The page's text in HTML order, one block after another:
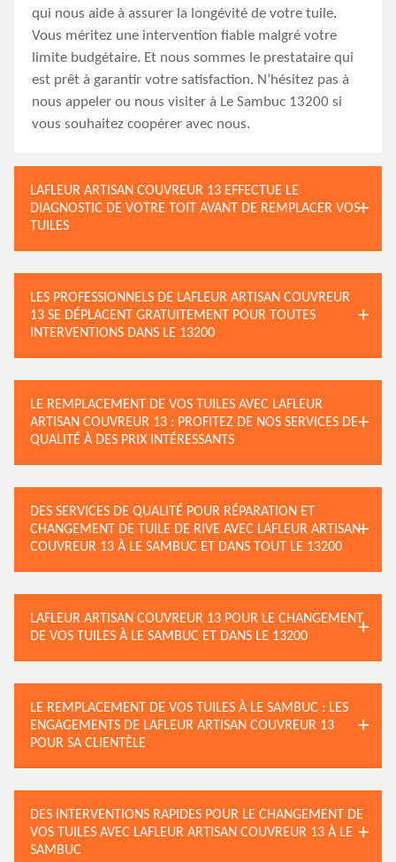
qui nous aide à assurer la longévité de votre tuile.
Vous méritez une intervention fiable malgré votre
limite budgétaire. Et nous sommes le prestataire qui
est prêt à garantir votre satisfaction. N’hésitez pas à
nous appeler ou nous visiter à Le Sambuc 13200 si
vous souhaitez coopérer avec nous.
LAFLEUR ARTISAN COUVREUR 13 EFFECTUE LE
DIAGNOSTIC DE VOTRE TOIT AVANT DE REMPLACER VOS
TUILES
LES PROFESSIONNELS DE LAFLEUR ARTISAN COUVREUR
13 SE DÉPLACENT GRATUITEMENT POUR TOUTES
INTERVENTIONS DANS LE 13200
LE REMPLACEMENT DE VOS TUILES AVEC LAFLEUR
ARTISAN COUVREUR 13 : PROFITEZ DE NOS SERVICES DE
QUALITÉ À DES PRIX INTÉRESSANTS
DES SERVICES DE QUALITÉ POUR RÉPARATION ET
CHANGEMENT DE TUILE DE RIVE AVEC LAFLEUR ARTISAN
COUVREUR 13 À LE SAMBUC ET DANS TOUT LE 13200
LAFLEUR ARTISAN COUVREUR 13 POUR LE CHANGEMENT
DE VOS TUILES À LE SAMBUC ET DANS LE 13200
LE REMPLACEMENT DE VOS TUILES À LE SAMBUC : LES
ENGAGEMENTS DE LAFLEUR ARTISAN COUVREUR 13
POUR SA CLIENTÈLE
DES INTERVENTIONS RAPIDES POUR LE CHANGEMENT DE
VOS TUILES AVEC LAFLEUR ARTISAN COUVREUR 13 À LE
SAMBUC